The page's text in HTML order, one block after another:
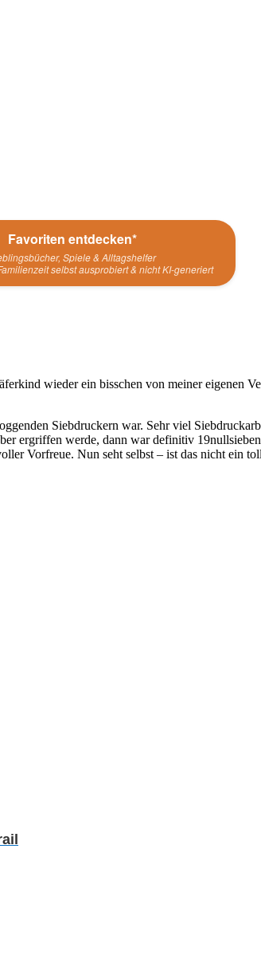
Favoriten entdecken*
Spiele & Alltagshelfer
selbst ausprobiert & nicht KI-generiert
wieder ein bisschen von meiner eigenen
Siebdruckern war. Sehr viel
ergriffen werde, dann war definitiv
Vorfreue. Nun seht selbst – ist das nicht ein